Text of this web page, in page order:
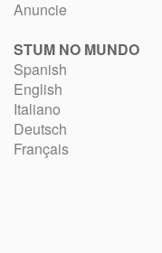
Anuncie
STUM NO MUNDO
Spanish
English
Italiano
Deutsch
Français